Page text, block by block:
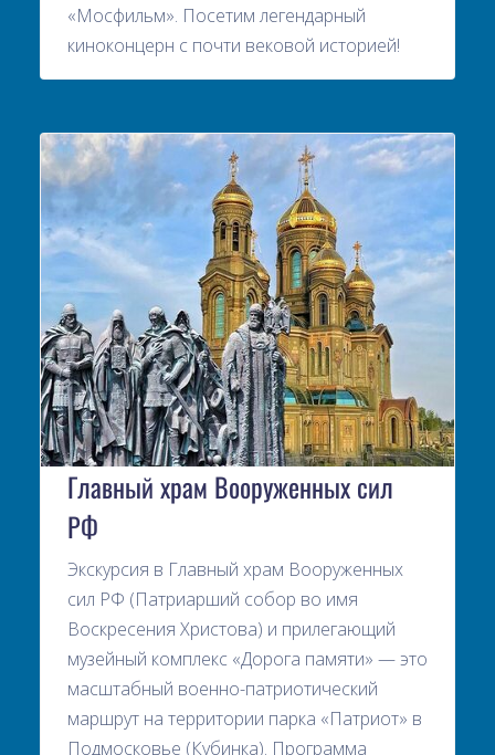
«Мосфильм». Посетим легендарный
киноконцерн с почти вековой историей!
Главный храм Вооруженных сил
РФ
Экскурсия в Главный храм Вооруженных
сил РФ (Патриарший собор во имя
Воскресения Христова) и прилегающий
музейный комплекс «Дорога памяти» — это
масштабный военно-патриотический
маршрут на территории парка «Патриот» в
Подмосковье (Кубинка). Программа